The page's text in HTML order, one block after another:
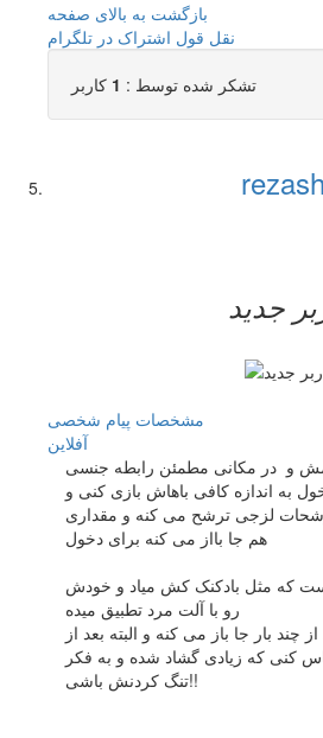
بازگشت به بالای صفحه
نقل قول اشتراک در تلگرام
تشکر شده توسط : 1 کاربر
جدید
مشخصات پیام شخصی
آفلاين
و در مکانی مطمئن رابطه جنسی
به اندازه کافی باهاش بازی کنی و
لزجی ترشح می کنه و مقداری
هم جا بااز می کنه برای دخول
که مثل بادکنک کش میاد و خودش
رو با آلت مرد تطبیق میده
بار جا باز می کنه و البته بعد از
کنی که زیادی گشاد شده و به فکر
تنگ کردنش باشی!!